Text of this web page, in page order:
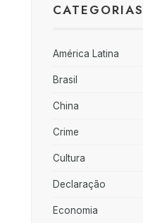
CATEGORIAS
América Latina
Brasil
China
Crime
Cultura
Declaração
Economia